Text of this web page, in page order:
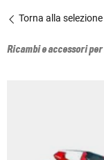
Torna alla
Ricambi e accessori per